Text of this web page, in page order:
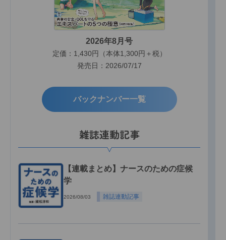
2026年8月号
定価：1,430円（本体1,300円＋税）
発売日：2026/07/17
バックナンバー一覧
雑誌連動記事
【連載まとめ】ナースのための症候
学
2026/08/03 雑誌連動記事